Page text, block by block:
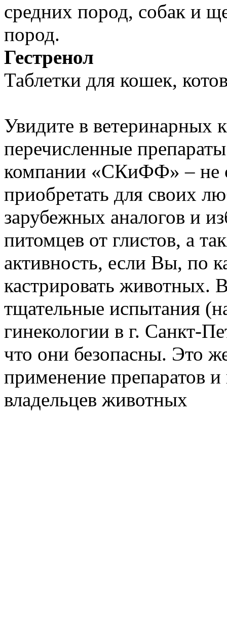
средних пород, собак и
пород.
Гестренол
Таблетки для кошек,
Увидите в ветеринарных
перечисленные
компании «СКиФФ» – не
приобретать для своих
зарубежных аналогов и
питомцев от глистов, а
активность, если Вы, по
кастрировать животных.
тщательные испытания
гинекологии в г. Санкт-
что они безопасны. Это
применение препаратов
владельцев животных